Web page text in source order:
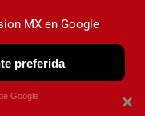
CIRCULA
×
MX en Google
preferida
Google